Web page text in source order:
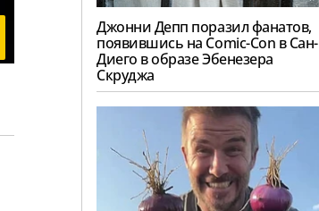
Джонни Депп поразил фанатов,
появившись на Comic-Con в Сан-
Диего в образе Эбенезера
Скруджа